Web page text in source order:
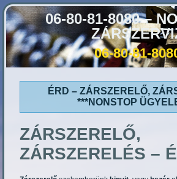
06-80-81-8080 –
06-80-81-
ÉRD – ZÁRSZERELŐ,
***NONSTOP
ZÁRSZERELŐ,
ZÁRSZERELÉS –